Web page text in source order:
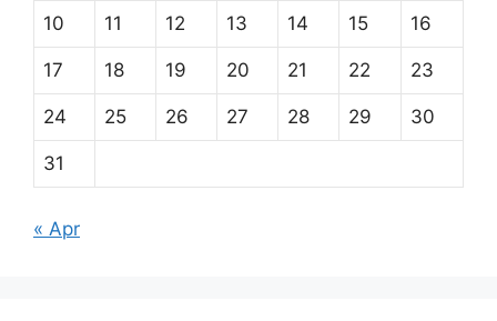
10 11 12 13 14 15 16
17 18 19 20 21 22 23
24 25 26 27 28 29 30
31
« Apr